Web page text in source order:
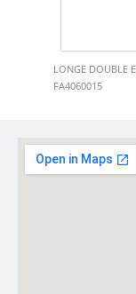
LONGE DOUBLE
FA4060015